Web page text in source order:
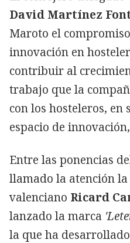
David Martínez
Maroto el
innovación en
contribuir al
trabajo que la
con los hosteleros,
espacio de
Entre las ponencias
llamado la atención
valenciano Ricard
lanzado la marca
la que ha